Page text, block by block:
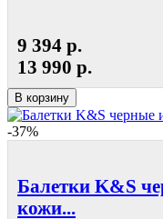
9 394 р.
13 990 р.
В корзину
-37%
Балетки K&S
кожи...